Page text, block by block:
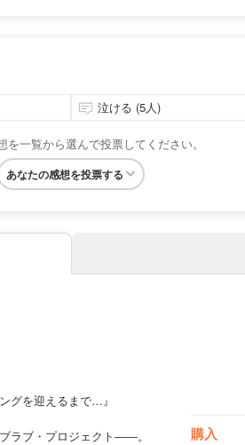
泣ける (5人)
を一覧から選んで投票してください。
あなたの感想を投票する
グを迎えるまで…』
ラブ・プロジェクト――。
購入